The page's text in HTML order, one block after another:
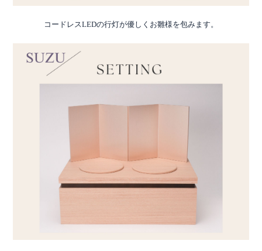
コードレスLEDの行灯が優しくお雛様を包みます。